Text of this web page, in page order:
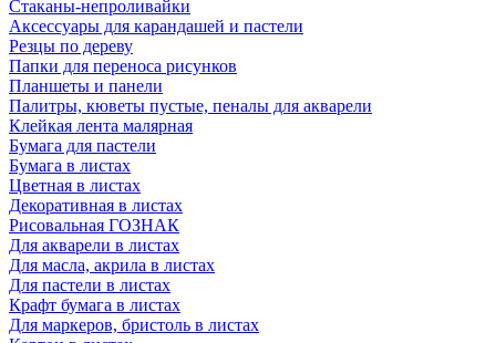
Стаканы-непроливайки
Аксессуары для карандашей и пастели
Резцы по дереву
Папки для переноса рисунков
Планшеты и панели
Палитры, кюветы пустые, пеналы для акварели
Клейкая лента малярная
Бумага для пастели
Бумага в листах
Цветная в листах
Декоративная в листах
Рисовальная ГОЗНАК
Для акварели в листах
Для масла, акрила в листах
Для пастели в листах
Крафт бумага в листах
Для маркеров, бристоль в листах